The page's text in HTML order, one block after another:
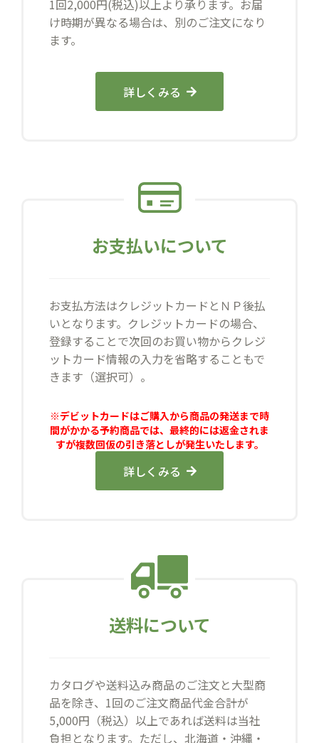
1回2,000円(税込)以上より承ります。お届
け時期が異なる場合は、別のご注文になり
ます。
詳しくみる
お支払いについて
お支払方法はクレジットカードとＮＰ後払
いとなります。クレジットカードの場合、
登録することで次回のお買い物からクレジ
ットカード情報の入力を省略することもで
きます（選択可）。
※デビットカードはご購入から商品の発送まで時
間がかかる予約商品では、最終的には返金されま
すが複数回仮の引き落としが発生いたします。
詳しくみる
送料について
カタログや送料込み商品のご注文と大型商
品を除き、1回のご注文商品代金合計が
5,000円（税込）以上であれば送料は当社
負担となります。ただし、北海道・沖縄・